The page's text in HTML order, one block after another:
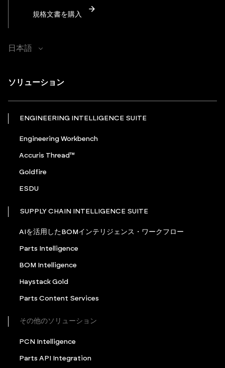
規格文書を購入
日本語
ソリューション
ENGINEERING INTELLIGENCE SUITE
Engineering Workbench
Accuris Thread™
Goldfire
ESDU
SUPPLY CHAIN INTELLIGENCE SUITE
AIを活用したBOMインテリジェンス・ワークフロー
Parts Intelligence
BOM Intelligence
Haystack Gold
Parts Content Services
その他のソリューション
PCN Intelligence
Parts API Integration